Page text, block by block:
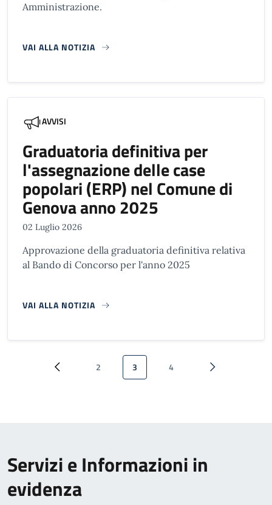
Amministrazione.
VAI ALLA NOTIZIA
AVVISI
Graduatoria definitiva per
l'assegnazione delle case
popolari (ERP) nel Comune di
Genova anno 2025
02 Luglio 2026
Approvazione della graduatoria definitiva relativa
al Bando di Concorso per l'anno 2025
VAI ALLA NOTIZIA
Paginazione
Pagina precedente
Pagina
2 Pagina attuale
3 Pagina
4 Pagina
Servizi e Informazioni in
evidenza